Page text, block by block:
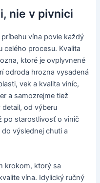
nie v pivnici
vína povie každý
celého procesu. Kvalita
ktoré je ovplyvnené
odroda hrozna vysadená
vek a kvalita viníc,
a samozrejme tiež
od výberu
po starostlivosť o vinič
výslednej chuti a
krokom, ktorý sa
vína. Idylický ručný